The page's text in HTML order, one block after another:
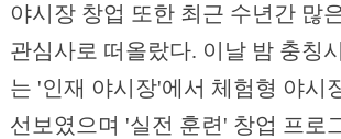
야시장 창업 또한 최근 수년간 많
관심사로 떠올랐다. 이날 밤 충칭
는 '인재 야시장'에서 체험형 야시
선보였으며 '실전 훈련' 창업 프로